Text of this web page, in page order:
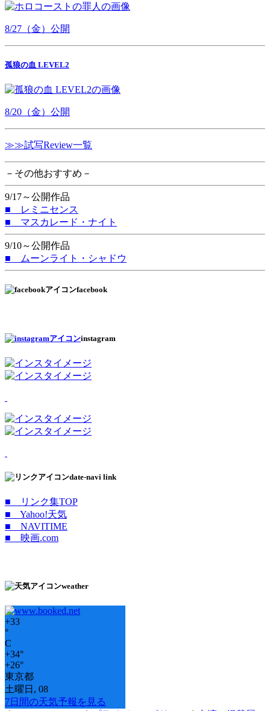
8/27（金）公開
孤狼の血 LEVEL2
8/20（金）公開
≫≫試写Review一覧
－その他おすすめ－
9/17～公開作品
■ レミニセンス
■ マスカレード・ナイト
9/10～公開作品
■ ムーンライト・シャドウ
facebook
instagram
date-navi link
■ リンク集TOP
■ Yahoo!天気
■ NAVITIME
■ 映画.com
weather
+33
°
C
+34°
+26°
東京都
土曜日, 08
7日間の天気予報を見る